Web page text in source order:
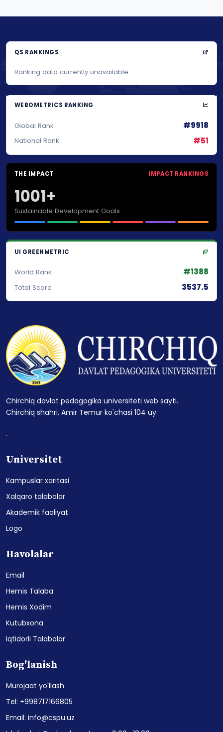
QS RANKINGS
Ranking data currently unavailable.
WEBOMETRICS RANKING
Global Rank #9918
National Rank #51
THE IMPACT IMPACT RANKINGS
1001+
Sustainable Development Goals
UI GREENMETRIC
World Rank #1388
Total Score 3537.5
Chirchiq davlat pedagogika universiteti web sayti.
Chirchiq shahri, Amir Temur ko'chasi 104 uy
.
Universitet
Kampuslar xaritasi
Xalqaro talabalar
Akademik faoliyat
Logo
Havolalar
Email
Hemis Talaba
Hemis Xodim
Kutubxona
Iqtidorli Talabalar
Bog'lanish
Murojaat yo'llash
Tel: +998717166805
Email: info@cspu.uz